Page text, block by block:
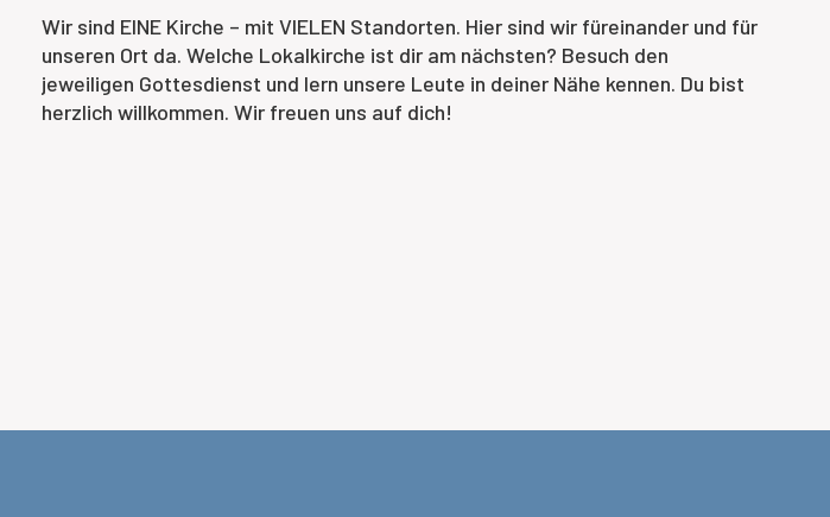
Wir sind EINE Kirche – mit VIELEN Standorten. Hier sind wir füreinander und für
unseren Ort da. Welche Lokalkirche ist dir am nächsten? Besuch den
jeweiligen Gottesdienst und lern unsere Leute in deiner Nähe kennen. Du bist
herzlich willkommen. Wir freuen uns auf dich!